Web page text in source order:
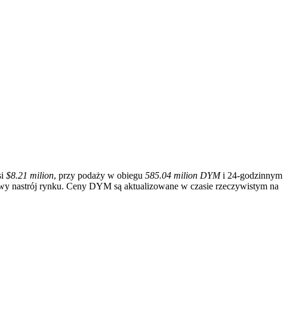
$8.21 milion, przy podaży w obiegu 585.04 milion DYMi 24-godzinnym
nastrój rynku. Ceny DYM są aktualizowane w czasie rzeczywistym na